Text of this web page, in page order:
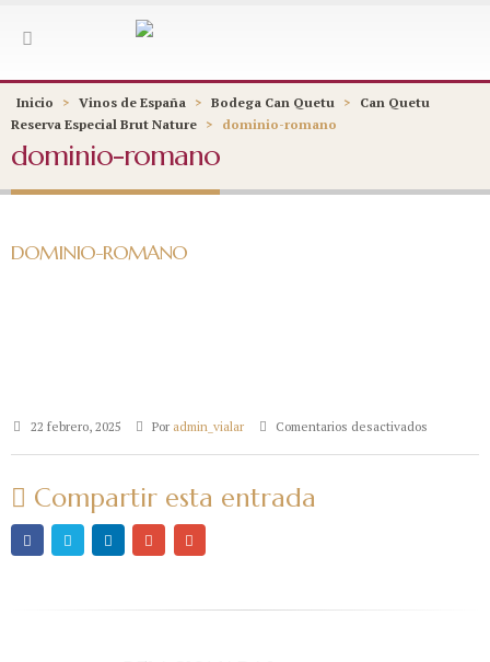
Inicio > Vinos de España > Bodega Can Quetu >
Can Quetu
Reserva Especial Brut Nature > dominio-romano
dominio-romano
DOMINIO-ROMANO
22 febrero, 2025 Por admin_vialar Comentarios desactivados
Compartir esta entrada